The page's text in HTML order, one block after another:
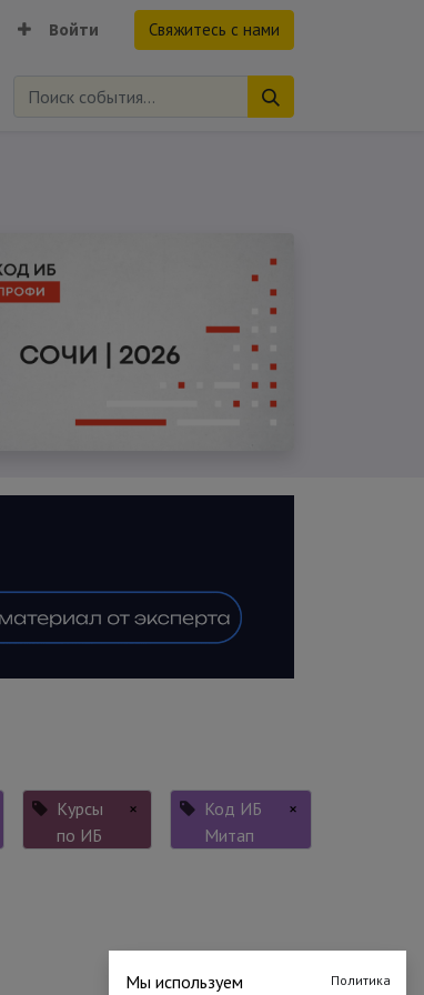
Войти Свяжитесь с нами
Курсы
по ИБ
×
Код ИБ
Митап
×
Мы используем
Политика